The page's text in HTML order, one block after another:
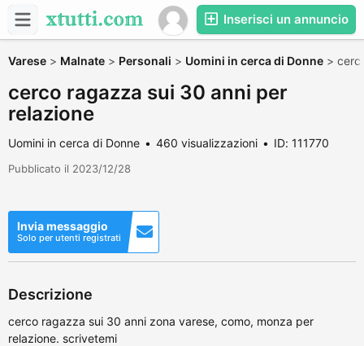
Inserisci un annuncio
Varese > Malnate > Personali > Uomini in cerca di Donne >
cerco ragazza sui 30 anni per
relazione
Uomini in cerca di Donne 460 visualizzazioni ID: 111770
Pubblicato il 2023/12/28
Invia messaggio
Solo per utenti registrati
Descrizione
cerco ragazza sui 30 anni zona varese, como, monza per
relazione. scrivetemi